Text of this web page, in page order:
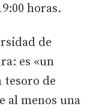
horas.
de
es «un
tesoro de
al menos una